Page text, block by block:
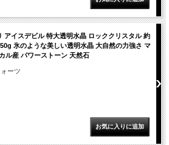
アイスデビル 特大透明水晶 ロッククリスタル 約
氷のような美しい透明水晶 大自然の力強さ マ
ル産 パワーストーン 天然石
ーツ